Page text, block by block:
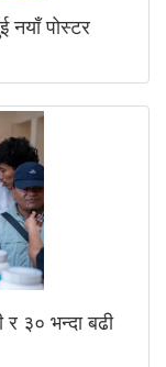
नयाँ पोस्टर
३० भन्दा बढी